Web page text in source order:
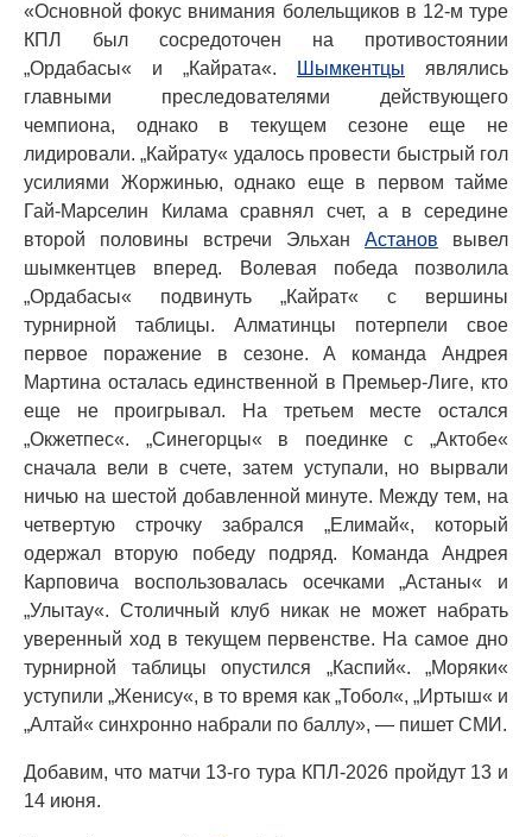
«Основной фокус внимания болельщиков в 12-м туре
КПЛ был сосредоточен на противостоянии
„Ордабасы« и „Кайрата«.
Шымкентцы являлись
главными преследователями действующего
чемпиона, однако в текущем сезоне еще не
лидировали. „Кайрату« удалось провести быстрый гол
усилиями Жоржинью, однако еще в первом тайме
Гай-Марселин Килама сравнял счет, а в середине
второй половины встречи Эльхан Астанов вывел
шымкентцев вперед. Волевая победа позволила
„Ордабасы« подвинуть „Кайрат« с вершины
турнирной таблицы. Алматинцы потерпели свое
первое поражение в сезоне. А команда Андрея
Мартина осталась единственной в Премьер-Лиге, кто
еще не проигрывал. На третьем месте остался
„Окжетпес«. „Синегорцы« в поединке с „Актобе«
сначала вели в счете, затем уступали, но вырвали
ничью на шестой добавленной минуте. Между тем, на
четвертую строчку забрался „Елимай«, который
одержал вторую победу подряд. Команда Андрея
Карповича воспользовалась осечками „Астаны« и
„Улытау«. Столичный клуб никак не может набрать
уверенный ход в текущем первенстве. На самое дно
турнирной таблицы опустился „Каспий«. „Моряки«
уступили „Женису«, в то время как „Тобол«, „Иртыш« и
„Алтай« синхронно набрали по баллу», — пишет СМИ.
Добавим, что матчи 13-го тура КПЛ-2026 пройдут 13 и
14 июня.